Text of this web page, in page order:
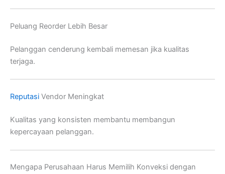
Peluang Reorder Lebih Besar
Pelanggan cenderung kembali memesan jika kualitas
terjaga.
Reputasi Vendor Meningkat
Kualitas yang konsisten membantu membangun
kepercayaan pelanggan.
Mengapa Perusahaan Harus Memilih Konveksi dengan